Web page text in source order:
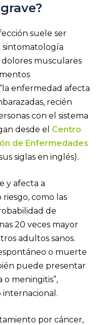
suele ser
sintomatología
musculares
enfermedad afecta
recién
con el sistema
desde el Centro
de Enfermedades
siglas en inglés).
y afecta a
como las
de
20 veces mayor
adultos sanos.
o muerte
puede presentar
o meningitis”,
internacional.
por cáncer,